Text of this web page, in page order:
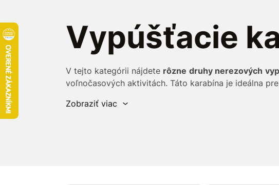
Vypúšťacie
V tejto kategórii nájdete rôzne druhy nerezových
voľnočasových aktivitách. Táto karabína je ideálna
Zobraziť viac